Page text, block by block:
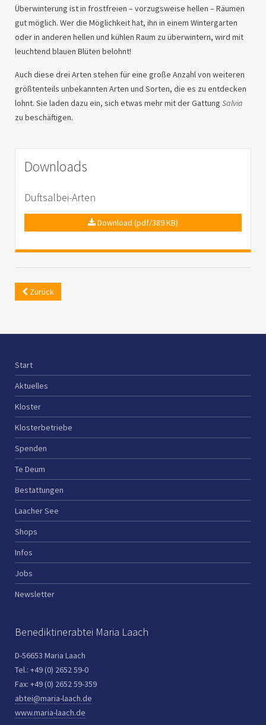
Überwinterung ist in frostfreien – vorzugsweise hellen – Räumen
gut möglich. Wer die Möglichkeit hat, ihn in einem Wintergarten
oder in anderen hellen und kühlen Raum zu überwintern, wird mit
leuchtend blauen Blüten belohnt!
Auch diese drei Arten stehen für eine große Anzahl von weiteren
größtenteils unbekannten Arten und Sorten, die es zu entdecken
lohnt. Sie laden dazu ein, sich etwas mehr mit der Gattung Salvia
zu beschäftigen.
Downloads
Duftsalbei-Arten
Download (pdf/389 KB)
Zurück
Start
Aktuelles
Kloster
Klosterbetriebe
Spenden
Te Deum
Bestattungen
Laacher See
Shops
Infos
Jobs
Newsletter
Benediktinerabtei Maria Laach
D-56653 Maria Laach
Tel.: +49 (0) 2652 59-0
Fax: +49 (0) 2652 59-359
abtei@maria-laach.de
www.maria-laach.de